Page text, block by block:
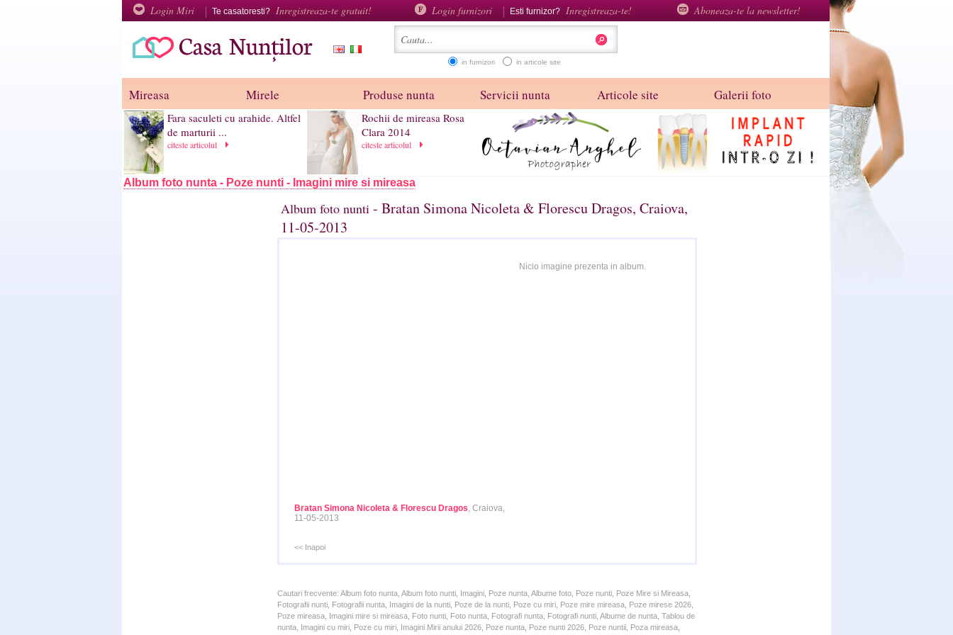
Login Miri Te casatoresti? Inregistreaza-te gratuit! Login furnizori Esti furnizor? Inregistreaza-te! Aboneaza-te la newsletter!
in furnizori in articole site
Mireasa Mirele Produse nunta Servicii nunta Articole site Galerii foto
Fara saculeti cu arahide. Altfel
de marturii ...
citeste articolul
Rochii de mireasa Rosa
Clara 2014
citeste articolul
Album foto nunta - Poze nunti - Imagini mire si mireasa
Album foto nunti - Bratan Simona Nicoleta & Florescu Dragos, Craiova,
11-05-2013
Nicio imagine prezenta in album.
Bratan Simona Nicoleta & Florescu Dragos, Craiova,
11-05-2013
<< Inapoi
Cautari frecvente: Album foto nunta, Album foto nunti, Imagini, Poze nunta, Albume foto, Poze nunti, Poze Mire si Mireasa,
Fotografii nunti, Fotografii nunta, Imagini de la nunti, Poze de la nunti, Poze cu miri, Poze mire mireasa, Poze mirese 2026,
Poze mireasa, Imagini mire si mireasa, Foto nunti, Foto nunta, Fotografi nunta, Fotografi nunti, Albume de nunta, Tablou de
nunta, Imagini cu miri, Poze cu miri, Imagini Mirii anului 2026, Poze nunta, Poze nunti 2026, Poze nuntii, Poza mireasa,